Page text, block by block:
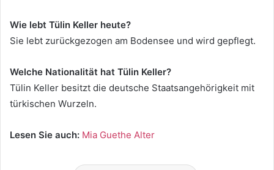
Wie lebt Tülin Keller heute?
Sie lebt zurückgezogen am Bodensee und wird gepflegt.
Welche Nationalität hat Tülin Keller?
Tülin Keller besitzt die deutsche Staatsangehörigkeit mit
türkischen Wurzeln.
Lesen Sie auch: Mia Guethe Alter